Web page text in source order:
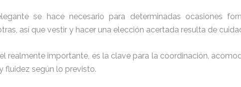
se hace necesario para determinadas ocasiones
así que vestir y hacer una elección acertada resulta de
realmente importante, es la clave para la coordinación,
fluidez según lo previsto.